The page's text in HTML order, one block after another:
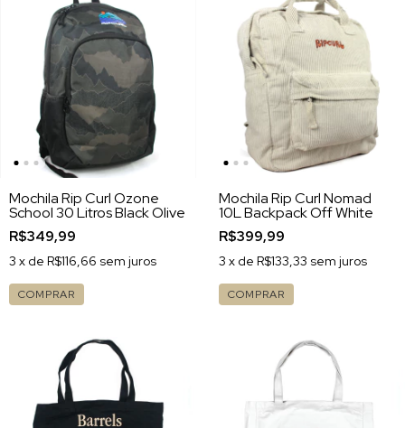
Mochila Rip Curl Ozone
School 30 Litros Black Olive
R$349,99
3 x de R$116,66 sem juros
COMPRAR
Mochila Rip Curl Nomad
10L Backpack Off White
R$399,99
3 x de R$133,33 sem juros
COMPRAR